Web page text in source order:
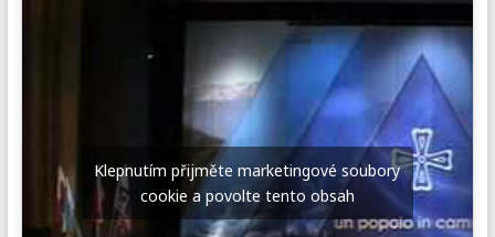
Klepnutím přijměte marketingové soubory
cookie a povolte tento obsah